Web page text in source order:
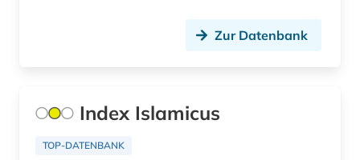
Zur Datenbank
Index Islamicus
TOP-DATENBANK